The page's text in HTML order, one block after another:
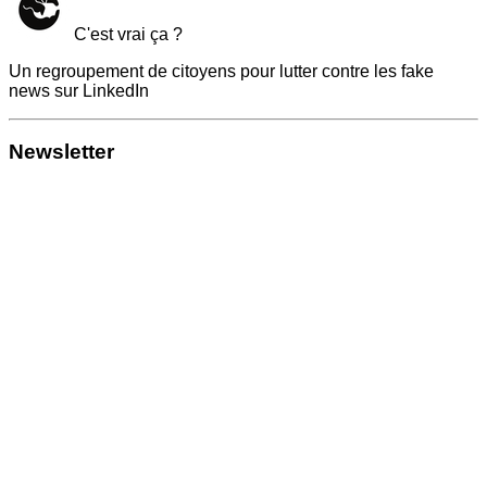
C'est vrai ça ?
Un regroupement de citoyens pour lutter contre les fake
news sur LinkedIn
Newsletter